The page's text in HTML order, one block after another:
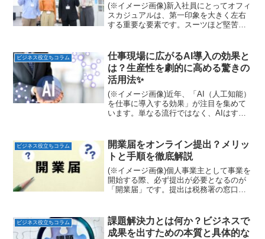
(※イメージ画像)新入社員にとってオフィ
スカジュアルは、第一印象を大きく左右
する重要な要素です。スーツほど堅苦し
す。特に入社直後は周囲からの評価が固
まりやすいため、「きち...
ビジネス役立ちコラム
仕事現場に広がるAI導入の効果と
は？生産性を劇的に高める驚きの
活用法✨
(※イメージ画像)近年、「AI（人工知能）
を仕事に導入する効果」が注目を集めて
います。単なる流行ではなく、AIはすで
ことで、生産性の向上・コスト削減・ミ
スの低減など、...
ビジネス役立ちコラム
開業届をオンライン提出？メリッ
トと手順を徹底解説
(※イメージ画像)個人事業主として事業を
開始する際、必ず提出が必要となるのが
「開業届」です。提出は税務署の窓口だ
と難しそう」「本当に便利なの？」と疑
問に思う方も多...
ビジネス役立ちコラム
課題解決力とは何か？ビジネスで
成果を出すための本質と具体的な